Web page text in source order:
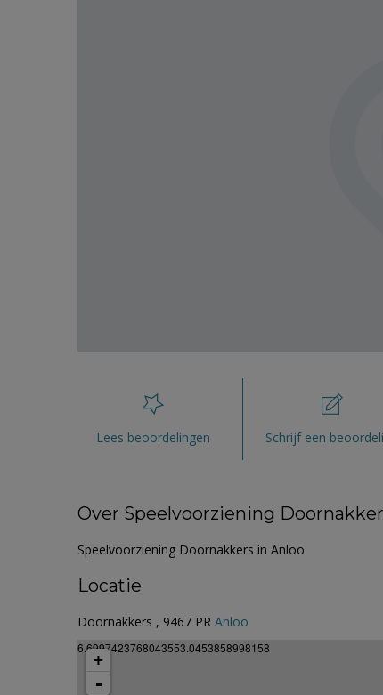
Lees beoordelingen Schrijf een
Over Speelvoorziening
Speelvoorziening Doornakkers in Anloo
Locatie
Doornakkers , 9467 PR Anloo
6.6997423768043553.0453858998158
+
-